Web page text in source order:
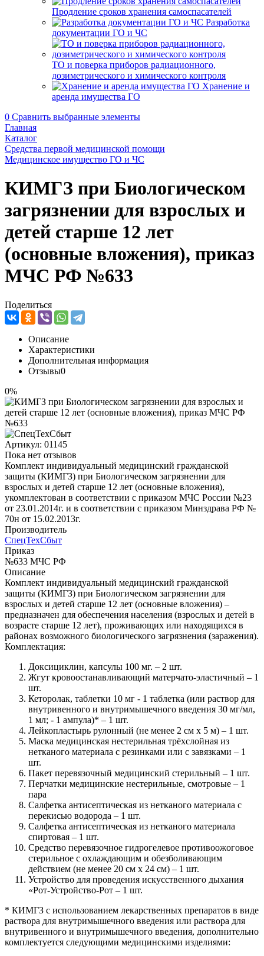
Продление сроков хранения самоспасателей
Разработка
документации ГО и ЧС
ТО и поверка приборов радиационного,
дозиметрического и химического контроля
Хранение и
аренда имущества ГО
0 Сравнить выбранные элементы
Главная
Каталог
Средства первой медицинской помощи
Медицинское имущество ГО и ЧС
КИМГЗ при Биологическом
загрязнении для взрослых и
детей старше 12 лет
(основные вложения), приказ
МЧС РФ №633
Поделиться
Описание
Характеристики
Дополнительная информация
Отзывы0
0%
Артикул: 01145
Пока нет отзывов
Комплект индивидуальный медицинский гражданской
защиты (КИМГЗ) при Биологическом загрязнении для
взрослых и детей старше 12 лет (основные вложения),
укомплектован в соответствии с приказом МЧС России №23
от 23.01.2014г. и в соответствии с приказом Минздрава РФ №
70н от 15.02.2013г.
Производитель
СпецТехСбыт
Приказ
№633 МЧС РФ
Описание
Комплект индивидуальный медицинский гражданской
защиты (КИМГЗ) при Биологическом загрязнении для
взрослых и детей старше 12 лет (основные вложения) –
предназначен для обеспечения населения (взрослых и детей в
возрасте старше 12 лет), проживающих или находящихся в
районах возможного биологического загрязнения (заражения).
Комплектация:
Доксициклин, капсулы 100 мг. – 2 шт.
Жгут кровоостанавливающий матерчато-эластичный – 1
шт.
Кеторолак, таблетки 10 мг - 1 таблетка (или раствор для
внутривенного и внутримышечного введения 30 мг/мл,
1 мл; - 1 ампула)* – 1 шт.
Лейкопластырь рулонный (не менее 2 см х 5 м) – 1 шт.
Маска медицинская нестерильная трёхслойная из
нетканого материала с резинками или с завязками – 1
шт.
Пакет перевязочный медицинский стерильный – 1 шт.
Перчатки медицинские нестерильные, смотровые – 1
пара
Салфетка антисептическая из нетканого материала с
перекисью водорода – 1 шт.
Салфетка антисептическая из нетканого материала
спиртовая – 1 шт.
Средство перевязочное гидрогелевое противоожоговое
стерильное с охлаждающим и обезболивающим
действием (не менее 20 см х 24 см) – 1 шт.
Устройство для проведения искусственного дыхания
«Рот-Устройство-Рот – 1 шт.
* КИМГЗ с использованием лекарственных препаратов в виде
раствора для внутримышечного введения или раствора для
внутривенного и внутримышечного введения, дополнительно
комплектуется следующими медицинскими изделиями: